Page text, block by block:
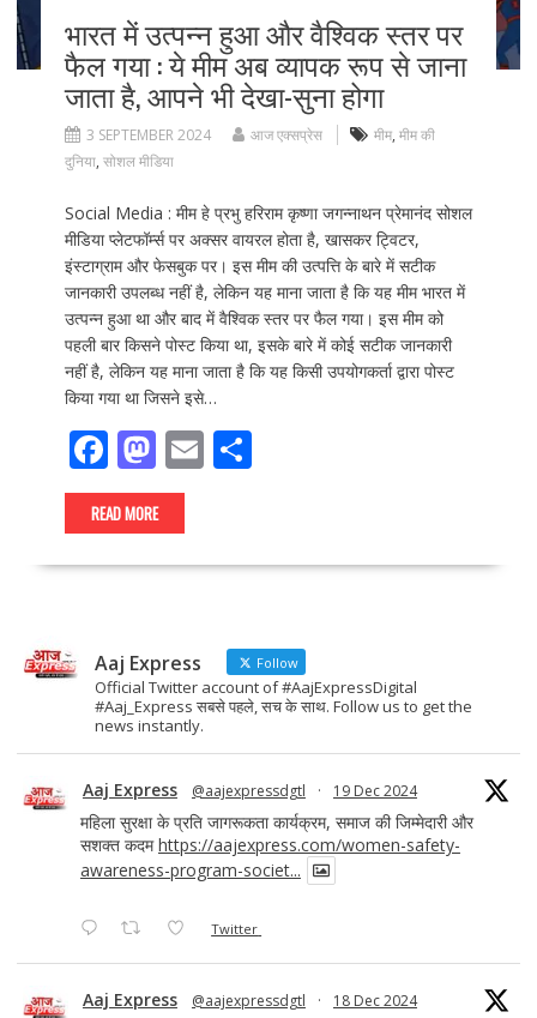
भारत में उत्पन्न हुआ और वैश्विक स्तर पर
फैल गया : ये मीम अब व्यापक रूप से जाना
जाता है, आपने भी देखा-सुना होगा
3 SEPTEMBER 2024 आज एक्सप्रेस मीम, मीम की
दुनिया, सोशल मीडिया
Social Media : मीम हे प्रभु हरिराम कृष्णा जगन्नाथन प्रेमानंद सोशल
मीडिया प्लेटफॉर्म्स पर अक्सर वायरल होता है, खासकर ट्विटर,
इंस्टाग्राम और फेसबुक पर। इस मीम की उत्पत्ति के बारे में सटीक
जानकारी उपलब्ध नहीं है, लेकिन यह माना जाता है कि यह मीम भारत में
उत्पन्न हुआ था और बाद में वैश्विक स्तर पर फैल गया। इस मीम को
पहली बार किसने पोस्ट किया था, इसके बारे में कोई सटीक जानकारी
नहीं है, लेकिन यह माना जाता है कि यह किसी उपयोगकर्ता द्वारा पोस्ट
किया गया था जिसने इसे…
F
ac
e
b
k
M
as
to
d
E
l
S
e
READ MORE
Aaj Express Follow
Official Twitter account of #AajExpressDigital
#Aaj_Express सबसे पहले, सच के साथ. Follow us to get the
news instantly.
Aaj Express @aajexpressdgtl · 19 Dec 2024
महिला सुरक्षा के प्रति जागरूकता कार्यक्रम, समाज की जिम्मेदारी और
सशक्त कदमhttps://aajexpress.com/women-safety-
awareness-program-societ...
Twitter
Aaj Express @aajexpressdgtl · 18 Dec 2024